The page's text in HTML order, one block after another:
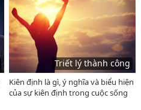
Triết lý thành công
Kiên định là gì, ý nghĩa và biểu hiện
của sự kiên định trong cuộc sống